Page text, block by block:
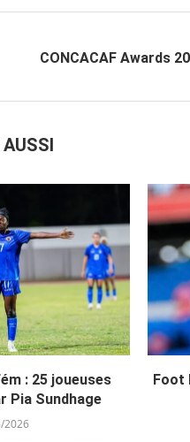
CONCACAF Awards
: 25 joueuses
Pia Sundhage
2026
Foot